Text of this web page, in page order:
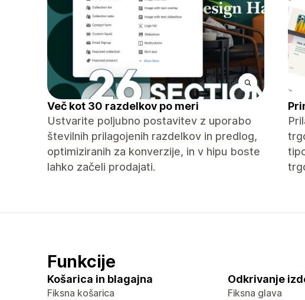
Več kot 30 razdelkov po meri
Ustvarite poljubno postavitev z uporabo
številnih prilagojenih razdelkov in predlog,
optimiziranih za konverzije, in v hipu boste
lahko začeli prodajati.
Funkcije
Košarica in blagajna
Fiksna košarica
Odkrivanje
Fiksna glava